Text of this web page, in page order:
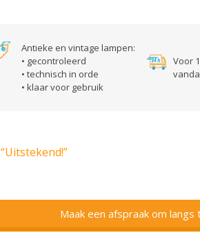
Antieke en vintage lampen:
• gecontroleerd
• technisch in orde
• klaar voor gebruik
Voor
“Uitstekend!”
Maak een afspraak om langs